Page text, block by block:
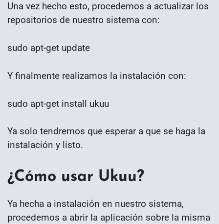
Una vez hecho esto, procedemos a actualizar los
repositorios de nuestro sistema con:
sudo apt-get update
Y finalmente realizamos la instalación con:
sudo apt-get install ukuu
Ya solo tendremos que esperar a que se haga la
instalación y listo.
¿Cómo usar Ukuu?
Ya hecha a instalación en nuestro sistema,
procedemos a abrir la aplicación sobre la misma